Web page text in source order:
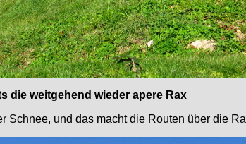
die weitgehend wieder apere Rax
Schnee, und das macht die Routen über die